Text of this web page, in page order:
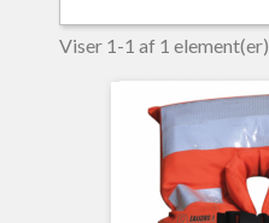
Viser 1-1 af 1 element(er)